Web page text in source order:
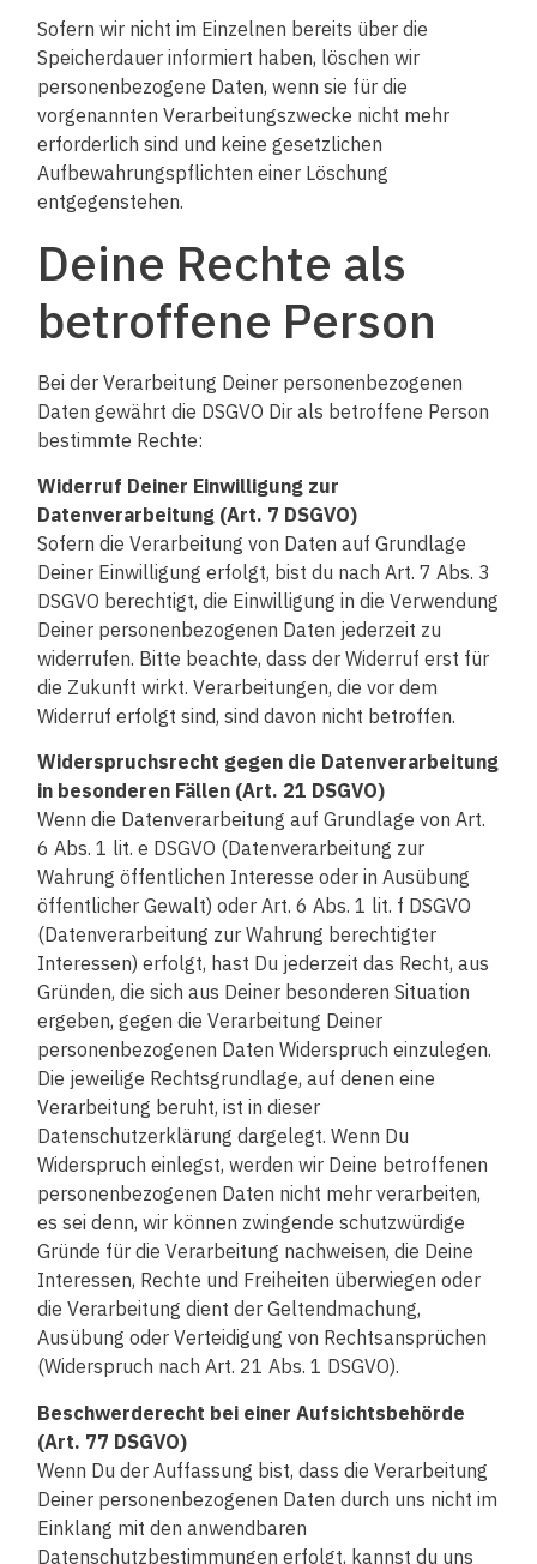
Sofern wir nicht im Einzelnen bereits über die
Speicherdauer informiert haben, löschen wir
personenbezogene Daten, wenn sie für die
vorgenannten Verarbeitungszwecke nicht mehr
erforderlich sind und keine gesetzlichen
Aufbewahrungspflichten einer Löschung
entgegenstehen.
Deine Rechte als
betroffene Person
Bei der Verarbeitung Deiner personenbezogenen
Daten gewährt die DSGVO Dir als betroffene Person
bestimmte Rechte:
Widerruf Deiner Einwilligung zur
Datenverarbeitung (Art. 7 DSGVO)
Sofern die Verarbeitung von Daten auf Grundlage
Deiner Einwilligung erfolgt, bist du nach Art. 7 Abs. 3
DSGVO berechtigt, die Einwilligung in die Verwendung
Deiner personenbezogenen Daten jederzeit zu
widerrufen. Bitte beachte, dass der Widerruf erst für
die Zukunft wirkt. Verarbeitungen, die vor dem
Widerruf erfolgt sind, sind davon nicht betroffen.
Widerspruchsrecht gegen die Datenverarbeitung
in besonderen Fällen (Art. 21 DSGVO)
Wenn die Datenverarbeitung auf Grundlage von Art.
6 Abs. 1 lit. e DSGVO (Datenverarbeitung zur
Wahrung öffentlichen Interesse oder in Ausübung
öffentlicher Gewalt) oder Art. 6 Abs. 1 lit. f DSGVO
(Datenverarbeitung zur Wahrung berechtigter
Interessen) erfolgt, hast Du jederzeit das Recht, aus
Gründen, die sich aus Deiner besonderen Situation
ergeben, gegen die Verarbeitung Deiner
personenbezogenen Daten Widerspruch einzulegen.
Die jeweilige Rechtsgrundlage, auf denen eine
Verarbeitung beruht, ist in dieser
Datenschutzerklärung dargelegt. Wenn Du
Widerspruch einlegst, werden wir Deine betroffenen
personenbezogenen Daten nicht mehr verarbeiten,
es sei denn, wir können zwingende schutzwürdige
Gründe für die Verarbeitung nachweisen, die Deine
Interessen, Rechte und Freiheiten überwiegen oder
die Verarbeitung dient der Geltendmachung,
Ausübung oder Verteidigung von Rechtsansprüchen
(Widerspruch nach Art. 21 Abs. 1 DSGVO).
Beschwerderecht bei einer Aufsichtsbehörde
(Art. 77 DSGVO)
Wenn Du der Auffassung bist, dass die Verarbeitung
Deiner personenbezogenen Daten durch uns nicht im
Einklang mit den anwendbaren
Datenschutzbestimmungen erfolgt, kannst du uns